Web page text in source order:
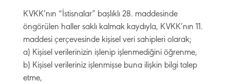
KVKK’nın “İstisnalar” başlıklı 28. maddesinde
öngörülen haller saklı kalmak kaydıyla, KVKK’nın 11.
maddesi çerçevesinde kişisel veri sahipleri olarak;
a) Kişisel verilerinizin işlenip işlenmediğini öğrenme,
b) Kişisel verileriniz işlenmişse buna ilişkin bilgi talep
etme,